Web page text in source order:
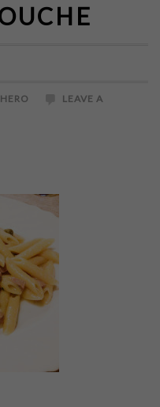
LEAVE A